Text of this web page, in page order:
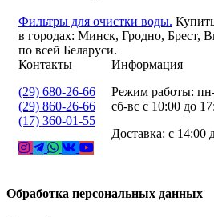
Фильтры для очистки воды.
в городах: Минск, Гродно, Брест,
по всей Беларуси.
Контакты
(29) 680-26-66
(29) 860-26-66
(17) 360-01-55
Информация
Режим работы:
сб-вс с 10:00 до
Доставка: с 14:00
Обработка персональных данных